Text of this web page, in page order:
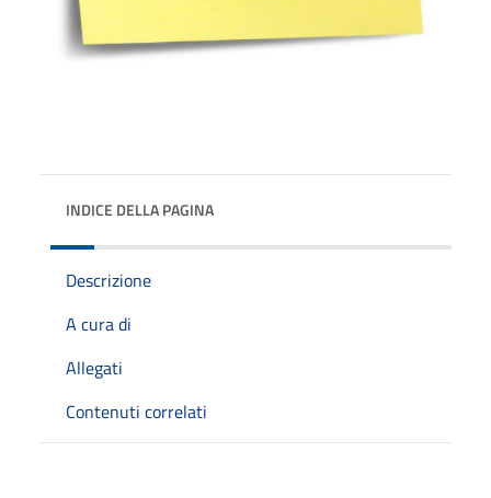
INDICE DELLA PAGINA
Descrizione
A cura di
Allegati
Contenuti correlati